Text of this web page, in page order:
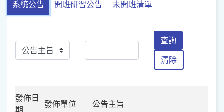
系統公告 開班研習公告 未開班清單
查詢
清除
發佈日
期
發佈單位 公告主旨